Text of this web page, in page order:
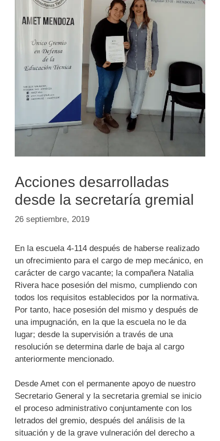
Acciones desarrolladas
desde la secretaría gremial
26 septiembre, 2019
En la escuela 4-114 después de haberse realizado
un ofrecimiento para el cargo de mep mecánico, en
carácter de cargo vacante; la compañera Natalia
Rivera hace posesión del mismo, cumpliendo con
todos los requisitos establecidos por la normativa.
Por tanto, hace posesión del mismo y después de
una impugnación, en la que la escuela no le da
lugar; desde la supervisión a través de una
resolución se determina darle de baja al cargo
anteriormente mencionado.
Desde Amet con el permanente apoyo de nuestro
Secretario General y la secretaria gremial se inicio
el proceso administrativo conjuntamente con los
letrados del gremio, después del análisis de la
situación y de la grave vulneración del derecho a